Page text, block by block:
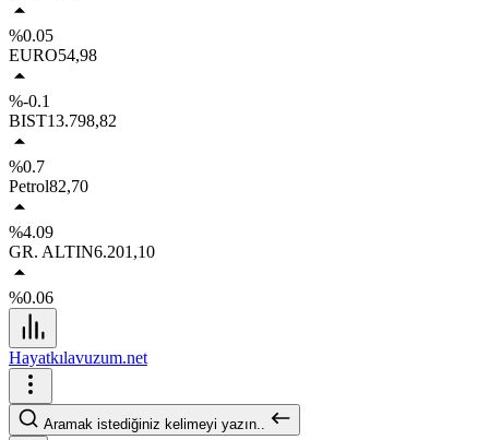
%0.05
EURO54,98
%-0.1
BIST13.798,82
%0.7
Petrol82,70
%4.09
GR. ALTIN6.201,10
%0.06
Hayatkılavuzum.net
Aramak istediğiniz kelimeyi yazın..